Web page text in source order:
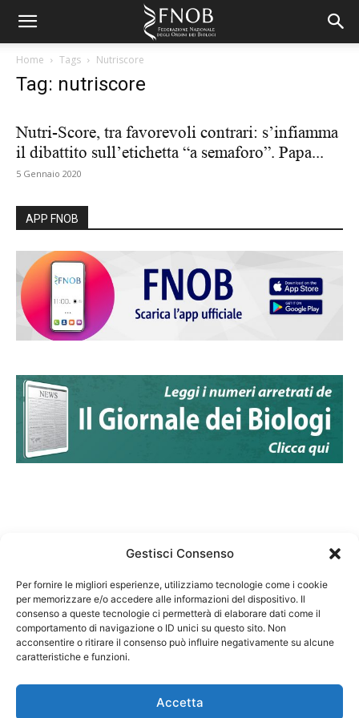
Gestisci Consenso
Per fornire le migliori esperienze, utilizziamo tecnologie come i cookie
per memorizzare e/o accedere alle informazioni del dispositivo. Il
consenso a queste tecnologie ci permetterà di elaborare dati come il
comportamento di navigazione o ID unici su questo sito. Non
acconsentire o ritirare il consenso può influire negativamente su alcune
caratteristiche e funzioni.
Accetta
Home Tags Nutriscore
Tag: nutriscore
Nutri-Score, tra favorevoli contrari: s’infiamma
il dibattito sull’etichetta “a semaforo”. Papa...
5 Gennaio 2020
APP FNOB
Federazione Nazionale Degli Ordini dei Biologi:
codice fiscale 80069130583
Responsabile sito internet www.fnob.it: Vincenzo